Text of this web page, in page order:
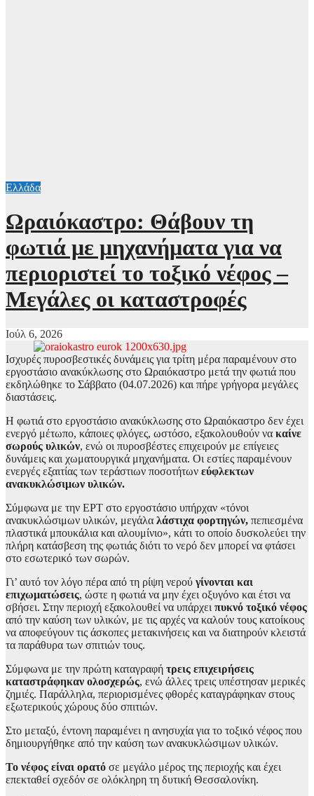
Ελλάδα
Ωραιόκαστρο: Θάβουν τη
φωτιά με μηχανήματα για να
περιοριστεί το τοξικό νέφος –
Μεγάλες οι καταστροφές
Ιούλ 6, 2026
Ισχυρές πυροσβεστικές δυνάμεις για τρίτη μέρα παραμένουν στο
εργοστάσιο ανακύκλωσης στο Ωραιόκαστρο μετά την φωτιά που
εκδηλώθηκε το Σάββατο (04.07.2026) και πήρε γρήγορα μεγάλες
διαστάσεις.
Η φωτιά στο εργοστάσιο ανακύκλωσης στο Ωραιόκαστρο δεν έχει
ενεργό μέτωπο, κάποιες φλόγες, ωστόσο, εξακολουθούν να καίνε
σωρούς υλικών, ενώ οι πυροσβέστες επιχειρούν με επίγειες
δυνάμεις και χωματουργικά μηχανήματα. Οι εστίες παραμένουν
ενεργές εξαιτίας των τεράστιων ποσοτήτων εύφλεκτων
ανακυκλώσιμων υλικών.
Σύμφωνα με την ΕΡΤ στο εργοστάσιο υπήρχαν «τόνοι
ανακυκλώσιμων υλικών, μεγάλα λάστιχα φορτηγών, πεπιεσμένα
πλαστικά μπουκάλια και αλουμίνιο», κάτι το οποίο δυσκολεύει την
πλήρη κατάσβεση της φωτιάς διότι το νερό δεν μπορεί να φτάσει
στο εσωτερικό των σωρών.
Γι’ αυτό τον λόγο πέρα από τη ρίψη νερού γίνονται και
επιχωματώσεις, ώστε η φωτιά να μην έχει οξυγόνο και έτσι να
σβήσει. Στην περιοχή εξακολουθεί να υπάρχει πυκνό τοξικό νέφος
από την καύση των υλικών, με τις αρχές να καλούν τους κατοίκους
να αποφεύγουν τις άσκοπες μετακινήσεις και να διατηρούν κλειστά
τα παράθυρα των σπιτιών τους.
Σύμφωνα με την πρώτη καταγραφή τρεις επιχειρήσεις
καταστράφηκαν ολοσχερώς, ενώ άλλες τρεις υπέστησαν μερικές
ζημιές. Παράλληλα, περιορισμένες φθορές καταγράφηκαν στους
εξωτερικούς χώρους δύο σπιτιών.
Στο μεταξύ, έντονη παραμένει η ανησυχία για το τοξικό νέφος που
δημιουργήθηκε από την καύση των ανακυκλώσιμων υλικών.
Το νέφος είναι ορατό σε μεγάλο μέρος της περιοχής και έχει
επεκταθεί σχεδόν σε ολόκληρη τη δυτική Θεσσαλονίκη.